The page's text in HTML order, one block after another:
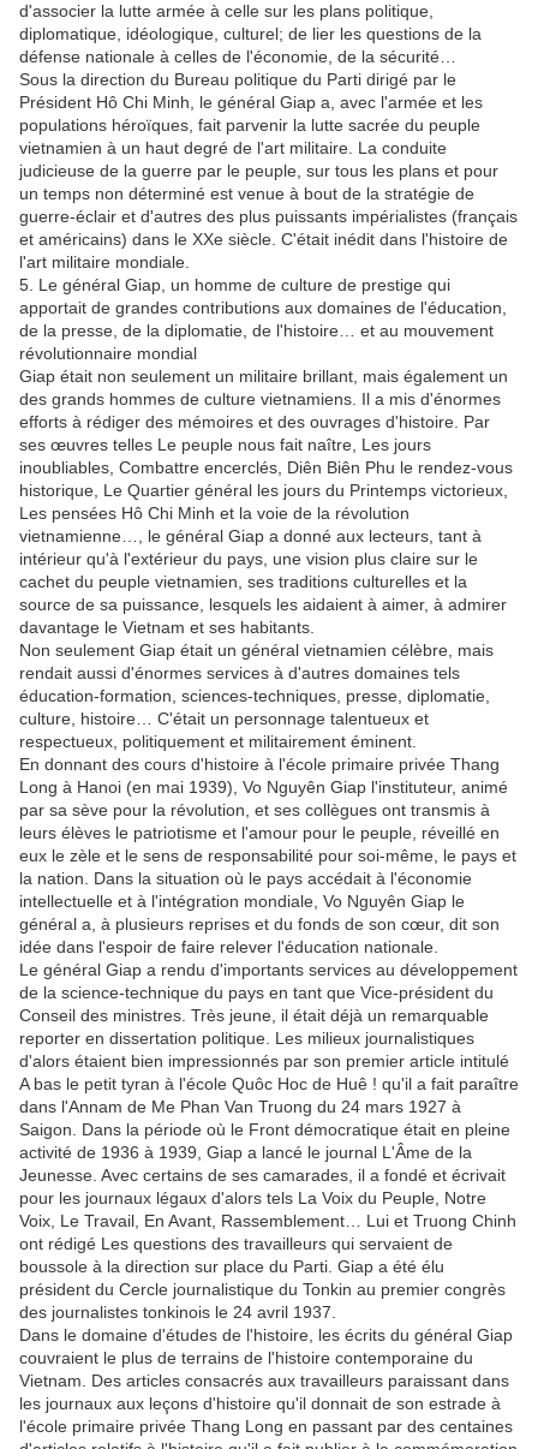
d'associer la lutte armée à celle sur les plans politique,
diplomatique, idéologique, culturel; de lier les questions de la
défense nationale à celles de l'économie, de la sécurité…
Sous la direction du Bureau politique du Parti dirigé par le
Président Hô Chi Minh, le général Giap a, avec l'armée et les
populations héroïques, fait parvenir la lutte sacrée du peuple
vietnamien à un haut degré de l'art militaire. La conduite
judicieuse de la guerre par le peuple, sur tous les plans et pour
un temps non déterminé est venue à bout de la stratégie de
guerre-éclair et d'autres des plus puissants impérialistes (français
et américains) dans le XXe siècle. C'était inédit dans l'histoire de
l'art militaire mondiale.
5. Le général Giap, un homme de culture de prestige qui
apportait de grandes contributions aux domaines de l'éducation,
de la presse, de la diplomatie, de l'histoire… et au mouvement
révolutionnaire mondial
Giap était non seulement un militaire brillant, mais également un
des grands hommes de culture vietnamiens. Il a mis d'énormes
efforts à rédiger des mémoires et des ouvrages d'histoire. Par
ses œuvres telles Le peuple nous fait naître, Les jours
inoubliables, Combattre encerclés, Diên Biên Phu le rendez-vous
historique, Le Quartier général les jours du Printemps victorieux,
Les pensées Hô Chi Minh et la voie de la révolution
vietnamienne…, le général Giap a donné aux lecteurs, tant à
intérieur qu'à l'extérieur du pays, une vision plus claire sur le
cachet du peuple vietnamien, ses traditions culturelles et la
source de sa puissance, lesquels les aidaient à aimer, à admirer
davantage le Vietnam et ses habitants.
Non seulement Giap était un général vietnamien célèbre, mais
rendait aussi d'énormes services à d'autres domaines tels
éducation-formation, sciences-techniques, presse, diplomatie,
culture, histoire… C'était un personnage talentueux et
respectueux, politiquement et militairement éminent.
En donnant des cours d'histoire à l'école primaire privée Thang
Long à Hanoi (en mai 1939), Vo Nguyên Giap l'instituteur, animé
par sa sève pour la révolution, et ses collègues ont transmis à
leurs élèves le patriotisme et l'amour pour le peuple, réveillé en
eux le zèle et le sens de responsabilité pour soi-même, le pays et
la nation. Dans la situation où le pays accédait à l'économie
intellectuelle et à l'intégration mondiale, Vo Nguyên Giap le
général a, à plusieurs reprises et du fonds de son cœur, dit son
idée dans l'espoir de faire relever l'éducation nationale.
Le général Giap a rendu d'importants services au développement
de la science-technique du pays en tant que Vice-président du
Conseil des ministres. Très jeune, il était déjà un remarquable
reporter en dissertation politique. Les milieux journalistiques
d'alors étaient bien impressionnés par son premier article intitulé
A bas le petit tyran à l'école Quôc Hoc de Huê ! qu'il a fait paraître
dans l'Annam de Me Phan Van Truong du 24 mars 1927 à
Saigon. Dans la période où le Front démocratique était en pleine
activité de 1936 à 1939, Giap a lancé le journal L'Âme de la
Jeunesse. Avec certains de ses camarades, il a fondé et écrivait
pour les journaux légaux d'alors tels La Voix du Peuple, Notre
Voix, Le Travail, En Avant, Rassemblement… Lui et Truong Chinh
ont rédigé Les questions des travailleurs qui servaient de
boussole à la direction sur place du Parti. Giap a été élu
président du Cercle journalistique du Tonkin au premier congrès
des journalistes tonkinois le 24 avril 1937.
Dans le domaine d'études de l'histoire, les écrits du général Giap
couvraient le plus de terrains de l'histoire contemporaine du
Vietnam. Des articles consacrés aux travailleurs paraissant dans
les journaux aux leçons d'histoire qu'il donnait de son estrade à
l'école primaire privée Thang Long en passant par des centaines